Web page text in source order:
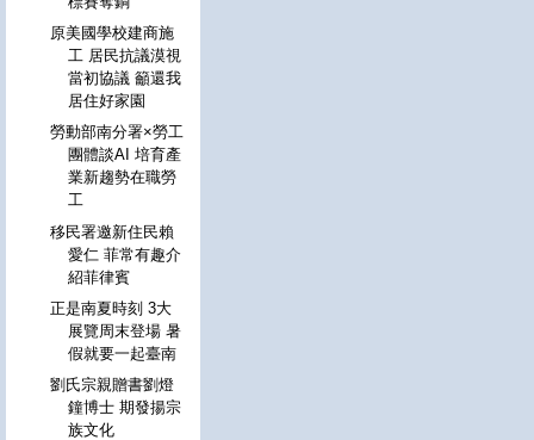
原美國學校建商施
工 居民抗議漠視
當初協議 籲還我
居住好家園
勞動部南分署×勞工
團體談AI 培育產
業新趨勢在職勞
工
移民署邀新住民賴
愛仁 菲常有趣介
紹菲律賓
正是南夏時刻 3大
展覽周末登場 暑
假就要一起臺南
劉氏宗親贈書劉燈
鐘博士 期發揚宗
族文化